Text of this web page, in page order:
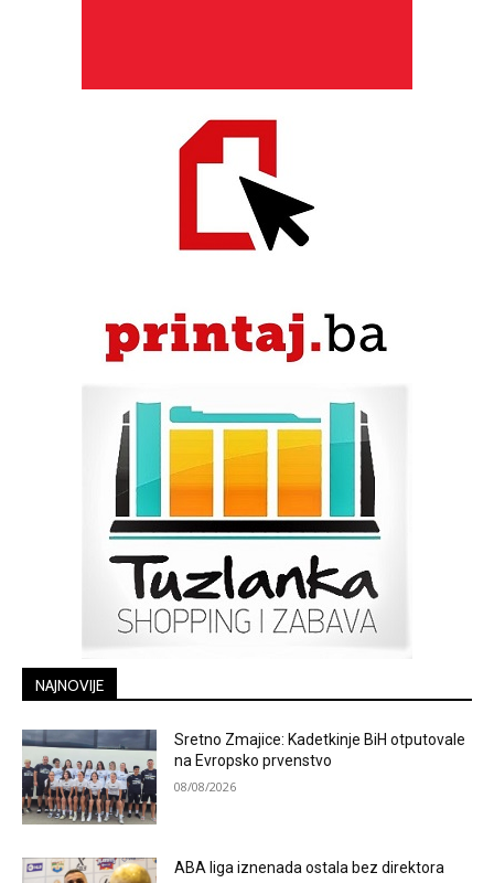
NAJNOVIJE
Sretno Zmajice: Kadetkinje BiH otputovale
na Evropsko prvenstvo
08/08/2026
ABA liga iznenada ostala bez direktora